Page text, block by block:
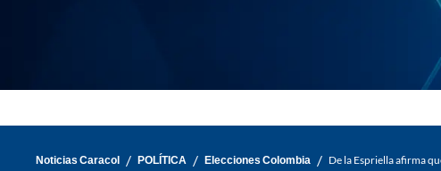
Noticias Caracol / POLÍTICA / Elecciones Colombia / De la Espriella afirma